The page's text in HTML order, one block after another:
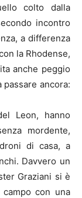
colto dalla
incontro
a differenza
la Rhodense,
anche peggio
ancora:
Leon, hanno
mordente,
di casa, a
Davvero un
Graziani si è
con una